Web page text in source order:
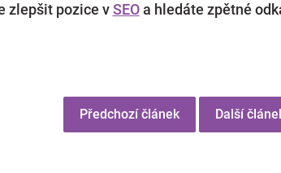
zlepšit pozice vSEOa hledáte zpětné
Předchozí článek Další